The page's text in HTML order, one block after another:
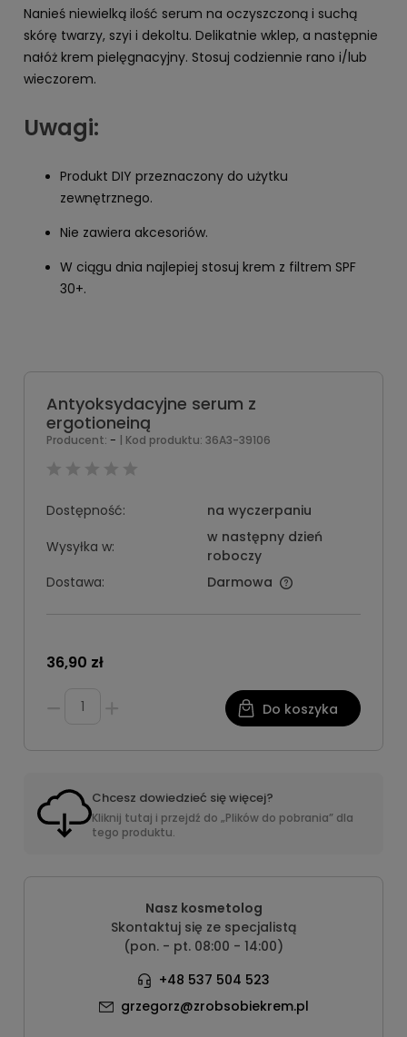
Nanieś niewielką ilość serum na oczyszczoną i suchą
skórę twarzy, szyi i dekoltu. Delikatnie wklep, a następnie
nałóż krem pielęgnacyjny. Stosuj codziennie rano i/lub
wieczorem.
Uwagi:
Produkt DIY przeznaczony do użytku
zewnętrznego.
Nie zawiera akcesoriów.
W ciągu dnia najlepiej stosuj krem z filtrem SPF
30+.
Antyoksydacyjne serum z
ergotioneiną
Producent: - | Kod produktu: 36A3-39106
Dostępność:
na wyczerpaniu
Wysyłka w:
w następny dzień
roboczy
Dostawa:
Darmowa
36,90 zł
Do koszyka
Chcesz dowiedzieć się więcej?
Kliknij tutaj i przejdź do „Plików do pobrania” dla
tego produktu.
Nasz kosmetolog
Skontaktuj się ze specjalistą
(pon. - pt. 08:00 - 14:00)
+48 537 504 523
grzegorz@zrobsobiekrem.pl